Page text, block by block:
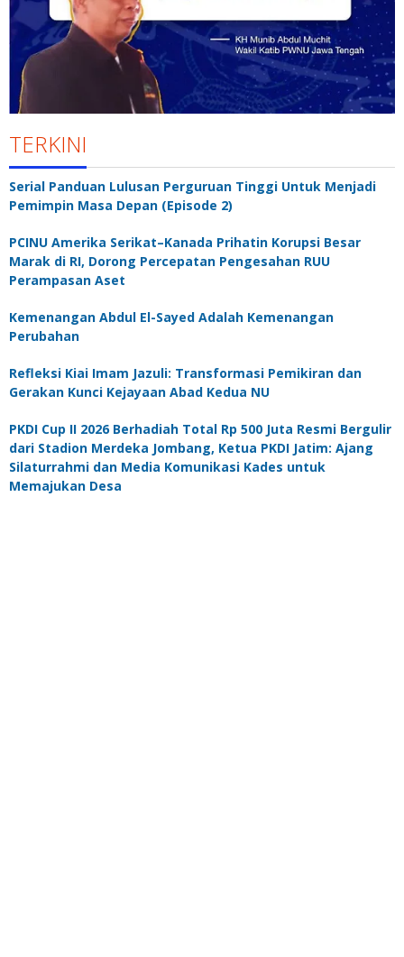
TERKINI
Serial Panduan Lulusan Perguruan Tinggi Untuk Menjadi
Pemimpin Masa Depan (Episode 2)
PCINU Amerika Serikat–Kanada Prihatin Korupsi Besar
Marak di RI, Dorong Percepatan Pengesahan RUU
Perampasan Aset
Kemenangan Abdul El-Sayed Adalah Kemenangan
Perubahan
Refleksi Kiai Imam Jazuli: Transformasi Pemikiran dan
Gerakan Kunci Kejayaan Abad Kedua NU
PKDI Cup II 2026 Berhadiah Total Rp 500 Juta Resmi Bergulir
dari Stadion Merdeka Jombang, Ketua PKDI Jatim: Ajang
Silaturrahmi dan Media Komunikasi Kades untuk
Memajukan Desa